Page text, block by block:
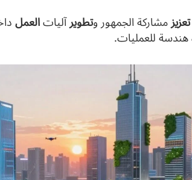
تعزيزمشاركة الجمهور وتطويرآلياتالعمل
هندسة للعمليات.